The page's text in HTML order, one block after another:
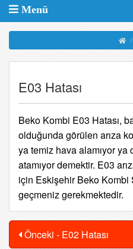
Menü
E03 Hatası
Beko Kombi E03 Hatası,
olduğunda görülen arıza
ya temiz hava alamıyorya
atamıyor demektir. E03
için Eskişehir Beko
geçmeniz gerekmektedir.
Önceki - E02 Hatası